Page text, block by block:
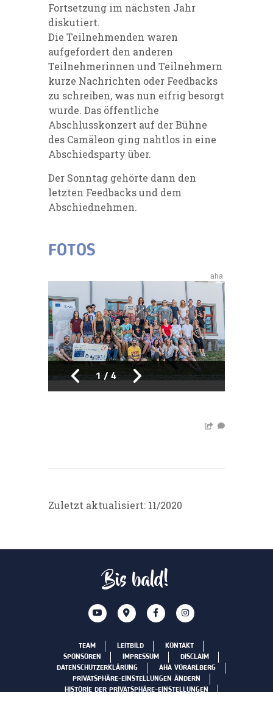
Fortsetzung im nächsten Jahr
diskutiert.
Die Teilnehmenden waren
aufgefordert den anderen
Teilnehmerinnen und Teilnehmern
kurze Nachrichten oder Feedbacks
zu schreiben, was nun eifrig besorgt
wurde. Das öffentliche
Abschlusskonzert auf der Bühne
des Camäleon ging nahtlos in eine
Abschiedsparty über.
Der Sonntag gehörte dann den
letzten Feedbacks und dem
Abschiednehmen.
FOTOS
1/4
aha
Zuletzt aktualisiert: 11/2020
Bis bald!
TEAM LEITBILD
KONTAKT
SPONSOREN
IMPRESSUM
DISCLAIM
DATENSCHUTZERKLÄRUNG
AHA VORARLBERG
PRIVATSPHÄRE-EINSTELLUNGEN ÄNDERN
HISTORIE DER PRIVATSPHÄRE-EINSTELLUNGEN